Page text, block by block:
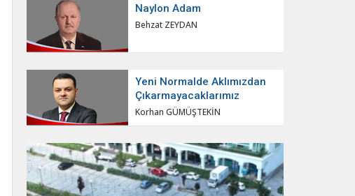
Naylon Adam
Behzat ZEYDAN
Yeni Normalde Aklımızdan
Çıkarmayacaklarımız
Korhan GÜMÜŞTEKİN